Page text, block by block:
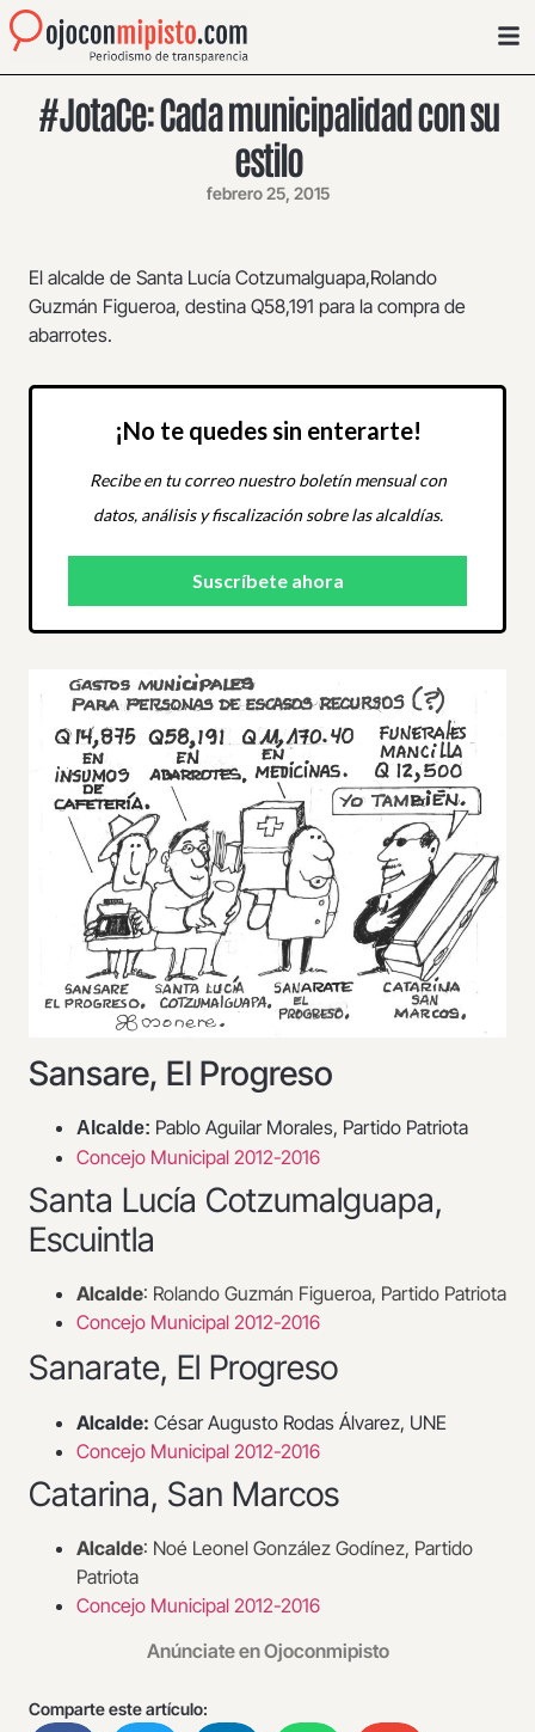
#JotaCe: Cada municipalidad con su
estilo
febrero 25, 2015
El alcalde de Santa Lucía Cotzumalguapa,Rolando
Guzmán Figueroa, destina Q58,191 para la compra de
abarrotes.
¡No te quedes sin enterarte!
Recibe en tu correo nuestro boletín mensual con
datos, análisis y fiscalización sobre las alcaldías.
Sansare, El Progreso
Alcalde: Pablo Aguilar Morales, Partido Patriota
Concejo Municipal 2012-2016
Santa Lucía Cotzumalguapa,
Escuintla
Alcalde: Rolando Guzmán Figueroa, Partido Patriota
Concejo Municipal 2012-2016
Sanarate, El Progreso
Alcalde: César Augusto Rodas Álvarez, UNE
Concejo Municipal 2012-2016
Catarina, San Marcos
Alcalde: Noé Leonel González Godínez, Partido
Patriota
Concejo Municipal 2012-2016
Anúnciate en Ojoconmipisto
Comparte este artículo: